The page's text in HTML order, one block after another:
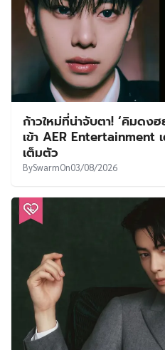
ก้าวใหม่ที่น่าจับตา! ‘คิมด
เข้า AER Entertainment
เต็มตัว
BySwarmOn03/08/2026